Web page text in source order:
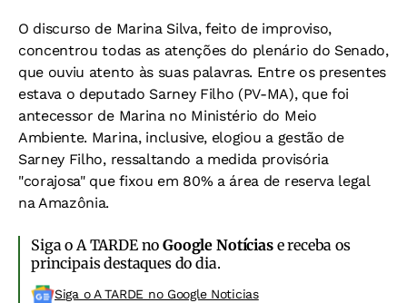
O discurso de Marina Silva, feito de improviso,
concentrou todas as atenções do plenário do Senado,
que ouviu atento às suas palavras. Entre os presentes
estava o deputado Sarney Filho (PV-MA), que foi
antecessor de Marina no Ministério do Meio
Ambiente. Marina, inclusive, elogiou a gestão de
Sarney Filho, ressaltando a medida provisória
"corajosa" que fixou em 80% a área de reserva legal
na Amazônia.
Siga o A TARDE noGoogle Notíciase receba os
principais destaques do dia.
Siga o A TARDE no Google Noticias